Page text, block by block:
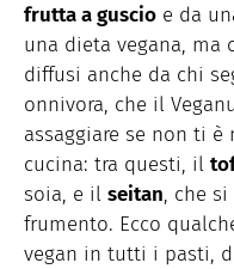
frutta a guscio e da
una dieta vegana,
diffusi anche da chi
onnivora, che il
assaggiare se non ti
cucina: tra questi, il
soia, e il seitan, che
frumento. Ecco
vegan in tutti i pasti,